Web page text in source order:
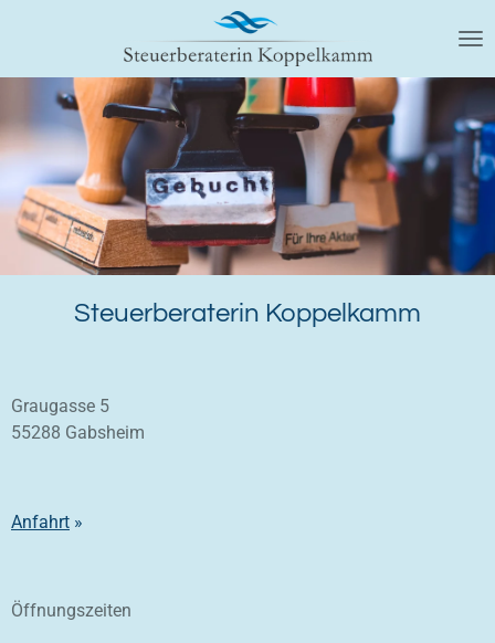
springen
Steuerberaterin Koppelkamm
Graugasse 5
55288 Gabsheim
Anfahrt »
Öffnungszeiten